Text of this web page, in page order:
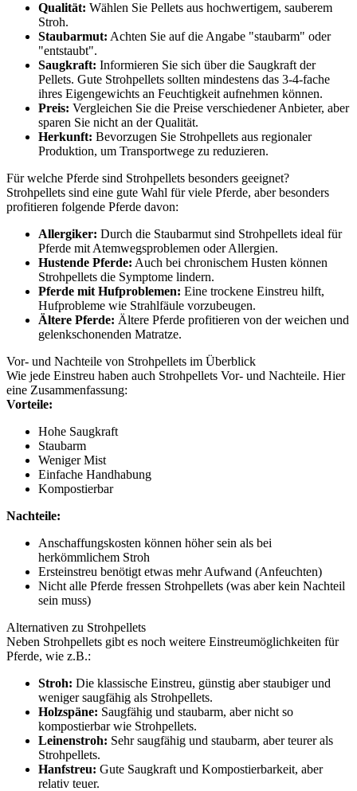
Qualität: Wählen Sie Pellets aus hochwertigem, sauberem
Stroh.
Staubarmut: Achten Sie auf die Angabe "staubarm" oder
"entstaubt".
Saugkraft: Informieren Sie sich über die Saugkraft der
Pellets. Gute Strohpellets sollten mindestens das 3-4-fache
ihres Eigengewichts an Feuchtigkeit aufnehmen können.
Preis: Vergleichen Sie die Preise verschiedener Anbieter, aber
sparen Sie nicht an der Qualität.
Herkunft: Bevorzugen Sie Strohpellets aus regionaler
Produktion, um Transportwege zu reduzieren.
Für welche Pferde sind Strohpellets besonders geeignet?
Strohpellets sind eine gute Wahl für viele Pferde, aber besonders
profitieren folgende Pferde davon:
Allergiker: Durch die Staubarmut sind Strohpellets ideal für
Pferde mit Atemwegsproblemen oder Allergien.
Hustende Pferde: Auch bei chronischem Husten können
Strohpellets die Symptome lindern.
Pferde mit Hufproblemen: Eine trockene Einstreu hilft,
Hufprobleme wie Strahlfäule vorzubeugen.
Ältere Pferde: Ältere Pferde profitieren von der weichen und
gelenkschonenden Matratze.
Vor- und Nachteile von Strohpellets im Überblick
Wie jede Einstreu haben auch Strohpellets Vor- und Nachteile. Hier
eine Zusammenfassung:
Vorteile:
Hohe Saugkraft
Staubarm
Weniger Mist
Einfache Handhabung
Kompostierbar
Nachteile:
Anschaffungskosten können höher sein als bei
herkömmlichem Stroh
Ersteinstreu benötigt etwas mehr Aufwand (Anfeuchten)
Nicht alle Pferde fressen Strohpellets (was aber kein Nachteil
sein muss)
Alternativen zu Strohpellets
Neben Strohpellets gibt es noch weitere Einstreumöglichkeiten für
Pferde, wie z.B.:
Stroh: Die klassische Einstreu, günstig aber staubiger und
weniger saugfähig als Strohpellets.
Holzspäne: Saugfähig und staubarm, aber nicht so
kompostierbar wie Strohpellets.
Leinenstroh: Sehr saugfähig und staubarm, aber teurer als
Strohpellets.
Hanfstreu: Gute Saugkraft und Kompostierbarkeit, aber
relativ teuer.